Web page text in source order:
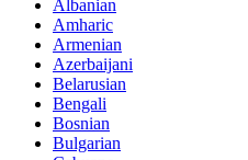
Albanian
Amharic
Armenian
Azerbaijani
Belarusian
Bengali
Bosnian
Bulgarian